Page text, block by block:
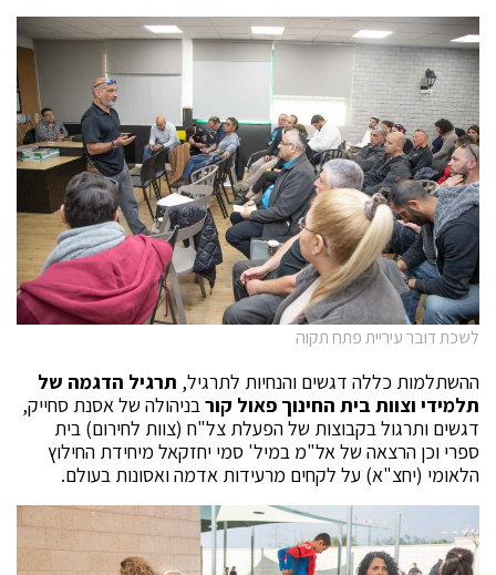
לשכת דובר עיריית פתח תקוה
ההשתלמות כללה דגשים והנחיות לתרגיל, תרגיל הדגמה של
תלמידי וצוות בית החינוך פאול קורבניהולה של אסנת סחייק,
דגשים ותרגול בקבוצות של הפעלת צל"ח (צוות לחירום) בית
ספרי וכן הרצאה של אל"מ במיל' סמי יחזקאל מיחידת החילוץ
הלאומי (יחצ"א) על לקחים מרעידות אדמה ואסונות בעולם.